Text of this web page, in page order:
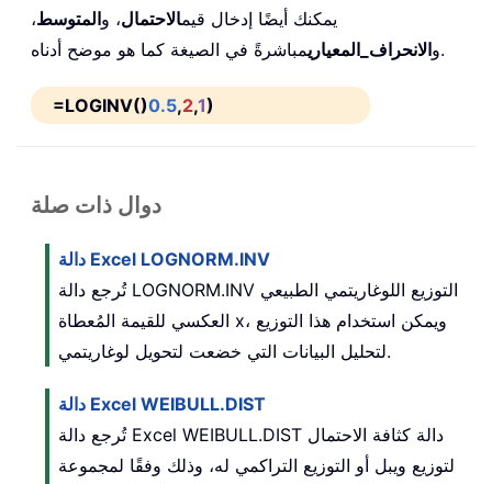
يمكنك أيضًا إدخال قيمالاحتمال، والمتوسط،
والانحراف_المعياري مباشرةً في الصيغة كما هو موضح أدناه.
=LOGINV()0.5,2,1)
دوال ذات صلة
دالة Excel LOGNORM.INV
تُرجع دالة LOGNORM.INV التوزيع اللوغاريتمي الطبيعي
العكسي للقيمة المُعطاة x، ويمكن استخدام هذا التوزيع
لتحليل البيانات التي خضعت لتحويل لوغاريتمي.
دالة Excel WEIBULL.DIST
تُرجع دالة Excel WEIBULL.DIST دالة كثافة الاحتمال
لتوزيع ويبل أو التوزيع التراكمي له، وذلك وفقًا لمجموعة